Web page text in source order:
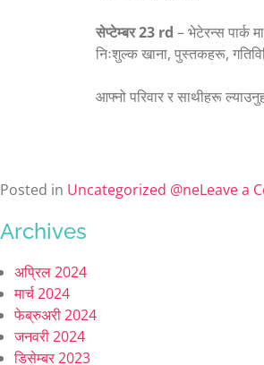
सेप्टेम्बर 23 rd – भेटेरन्स पार्क
निःशुल्क खाना, पुस्तकहरू,
आफ्नो परिवार र साथीहरू
Posted in Uncategorized @neLeave a
Archives
अप्रिल 2024
मार्च 2024
फेब्रुअरी 2024
जनवरी 2024
डिसेम्बर 2023